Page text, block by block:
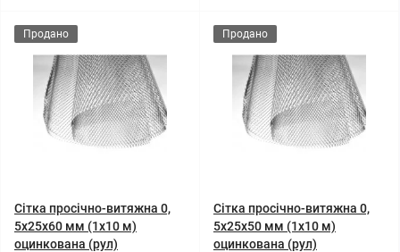
Продано
Сітка просічно-витяжна 0,
5x25x60 мм (1x10 м)
оцинкована (рул)
Продано
Сітка просічно-витяжна 0,
5x25x50 мм (1x10 м)
оцинкована (рул)